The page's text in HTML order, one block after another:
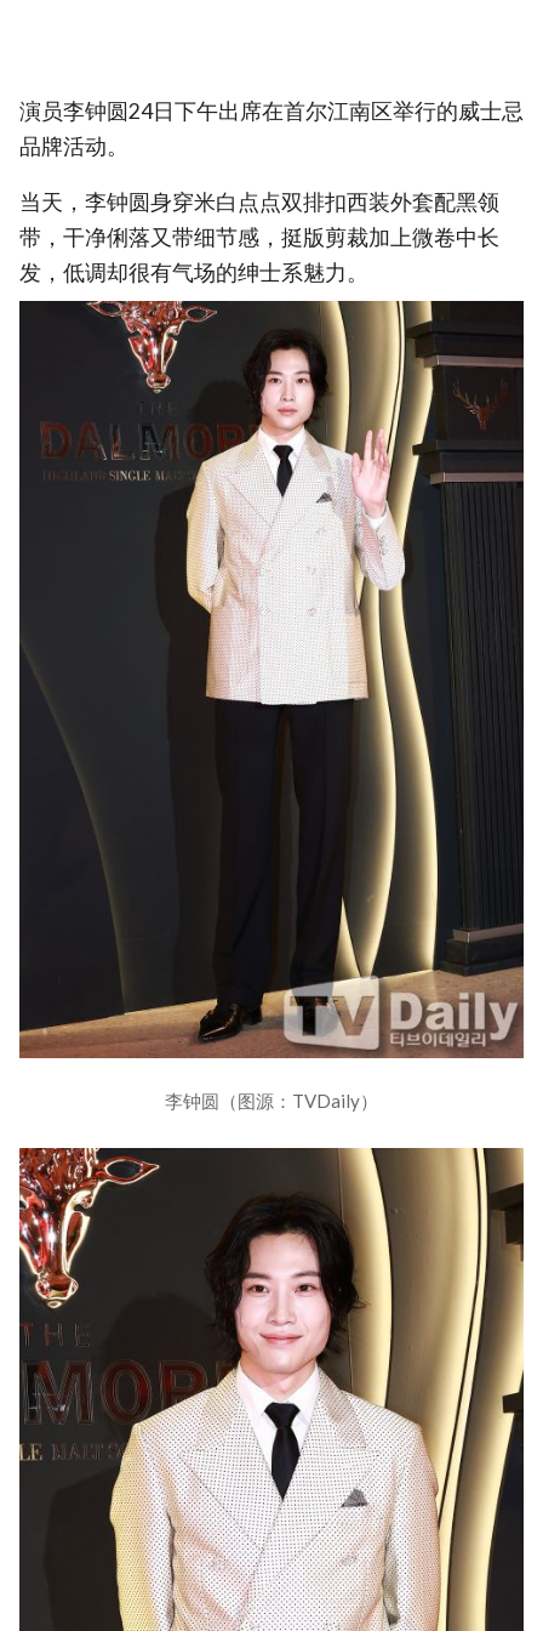
演员李钟圆24日下午出席在首尔江南区举行的威士忌
品牌活动。
当天，李钟圆身穿米白点点双排扣西装外套配黑领
带，干净俐落又带细节感，挺版剪裁加上微卷中长
发，低调却很有气场的绅士系魅力。
李钟圆（图源：TVDaily）